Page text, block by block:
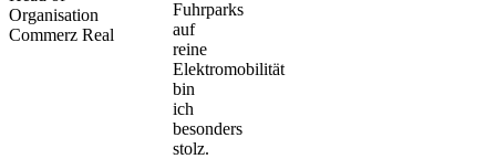
Organisation
Commerz Real
Fuhrparks
auf
reine
Elektromobilität
bin
ich
besonders
stolz.